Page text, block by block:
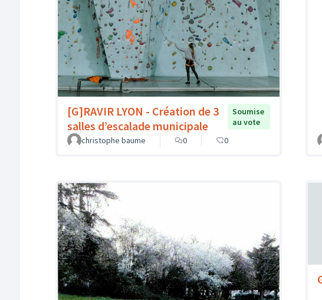
[G]RAVIR LYON - Création de 3
salles d’escalade municipale
Soumise
au vote
christophe baume
0 0